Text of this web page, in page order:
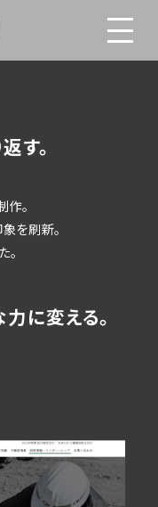
す。
。
を刷新。
。
に変える。